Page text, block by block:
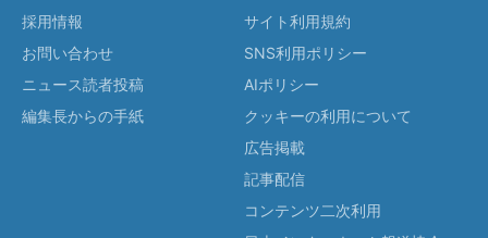
採用情報
お問い合わせ
ニュース読者投稿
編集長からの手紙
サイト利用規約
SNS利用ポリシー
AIポリシー
クッキーの利用について
広告掲載
記事配信
コンテンツ二次利用